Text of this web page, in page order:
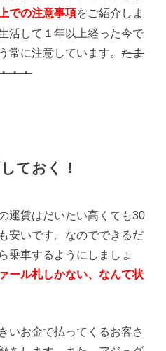
での注意事項をご紹介しま
活して１年以上経った今で
常に注意しています。たま
・・
ておく！
運賃はだいたい高くても30
安いです。なのでできるだ
乗車するようにしましょ
ール札しかない、なんて状
いお金で払ってくるお客さ